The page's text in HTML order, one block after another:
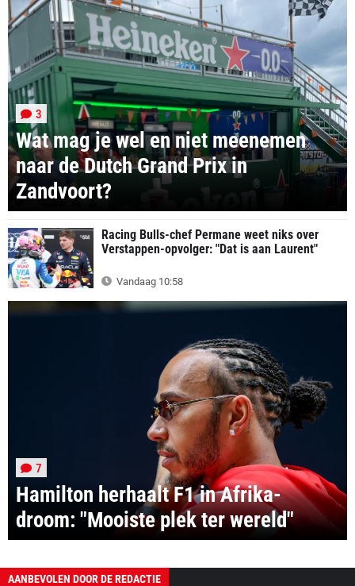
Wat mag je wel en niet meenemen
naar de Dutch Grand Prix in
Zandvoort?
3
Racing Bulls-chef Permane weet niks over
Verstappen-opvolger: "Dat is aan Laurent"
Vandaag 10:58
Hamilton herhaalt F1 in Afrika-
droom: "Mooiste plek ter wereld"
7
AANBEVOLEN DOOR DE REDACTIE